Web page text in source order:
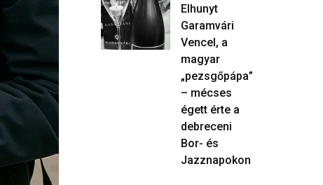
Elhunyt
Garamvári
Vencel, a
magyar
„pezsgőpápa”
– mécses
égett érte a
debreceni
Bor- és
Jazznapokon